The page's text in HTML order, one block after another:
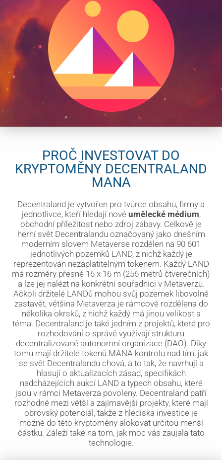
PROČ INVESTOVAT DO
KRYPTOMĚNY DECENTRALAND
MANA
Decentraland je vytvořen pro tvůrce obsahu, firmy a
jednotlivce, kteří hledají nové umělecké médium,
obchodní příležitost nebo zdroj zábavy. Celkově je
herní svět Decentralandu označovaný jako dnešním
moderním slovem Metaverse rozdělen na 90 601
jednotlivých pozemků LAND, z nichž každý je
reprezentován nezaplatitelným tokenem. Každý LAND
má rozměry přesně 16 x 16 m (256 metrů čtverečních)
a lze jej nalézt na konkrétní souřadnici v Metaverzu.
Ačkoli držitelé LANDů mohou svůj pozemek libovolně
zastavět, většina Metaverza je rámcově rozdělena do
několika okrsků, z nichž každý má jinou velikost a
téma. Decentraland je také jedním z projektů, které pro
rozhodování o správě využívají strukturu
decentralizované autonomní organizace (DAO). Díky
tomu mají držitelé tokenů MANA kontrolu nad tím, jak
se svět Decentralandu chová, a to tak, že navrhují a
hlasují o aktualizacích zásad, specifikách
nadcházejících aukcí LAND a typech obsahu, které
jsou v rámci Metaverza povoleny. Decentraland patří
rozhodně mezi větší a zajímavější projekty, které mají
obrovský potenciál, takže z hlediska investice je
možné do této kryptoměny alokovat určitou menší
částku. Záleží také na tom, jak moc vás zaujala tato
technologie.